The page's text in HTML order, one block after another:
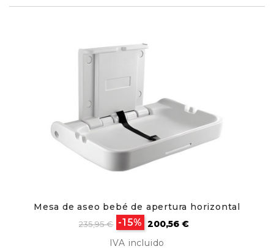
Mesa de aseo bebé de apertura horizontal
Precio
235,95 € -15% Precio
200,56 €
IVA incluido